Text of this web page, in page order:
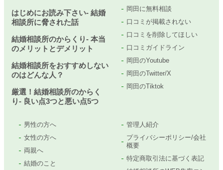
はじめにお読み下さい- 結婚
相談所に脅された話
結婚相談所のからくり- 本当
のメリットとデメリット
結婚相談所をおすすめしない
のはどんな人？
厳選！結婚相談所のからく
り- 良い点3つと悪い点5つ
岡田に無料相談
口コミが掲載されない
口コミを削除してほしい
口コミガイドライン
岡田のYoutube
岡田のTwitter/X
岡田のTiktok
男性の方へ
女性の方へ
両親へ
結婚のこと
管理人紹介
プライバシーポリシー/会社
概要
特定商取引法に基づく表記